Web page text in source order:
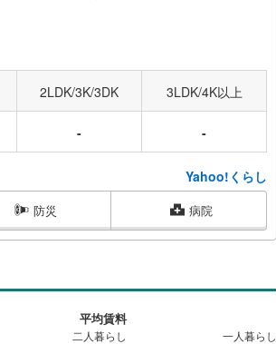
2LDK/3K/3DK 3LDK/4K以上
- -
Yahoo!くらし
防災 病院
平均賃料
二人暮らし 一人暮らし